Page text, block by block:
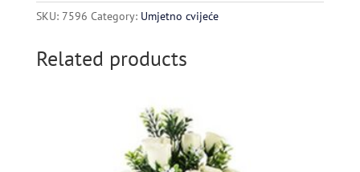
SKU: 7596 Category: Umjetno cvijeće
Related products